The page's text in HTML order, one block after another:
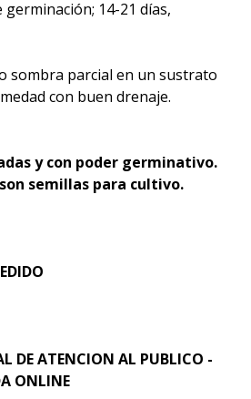
14-21 días,
sombra parcial en un sustrato
con buen drenaje.
y con poder germinativo.
semillas para cultivo.
DE ATENCION AL PUBLICO -
ONLINE